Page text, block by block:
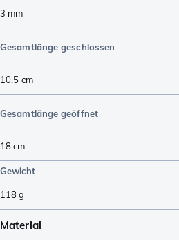
3 mm
Gesamtlänge geschlossen
10,5 cm
Gesamtlänge geöffnet
18cm
Gewicht
118g
Material